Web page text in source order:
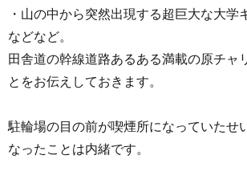
・山の中から突然出現する超巨大な大学
などなど。
田舎道の幹線道路あるある満載の原チャ
とをお伝えしておきます。
駐輪場の目の前が喫煙所になっていたせ
なったことは内緒です。